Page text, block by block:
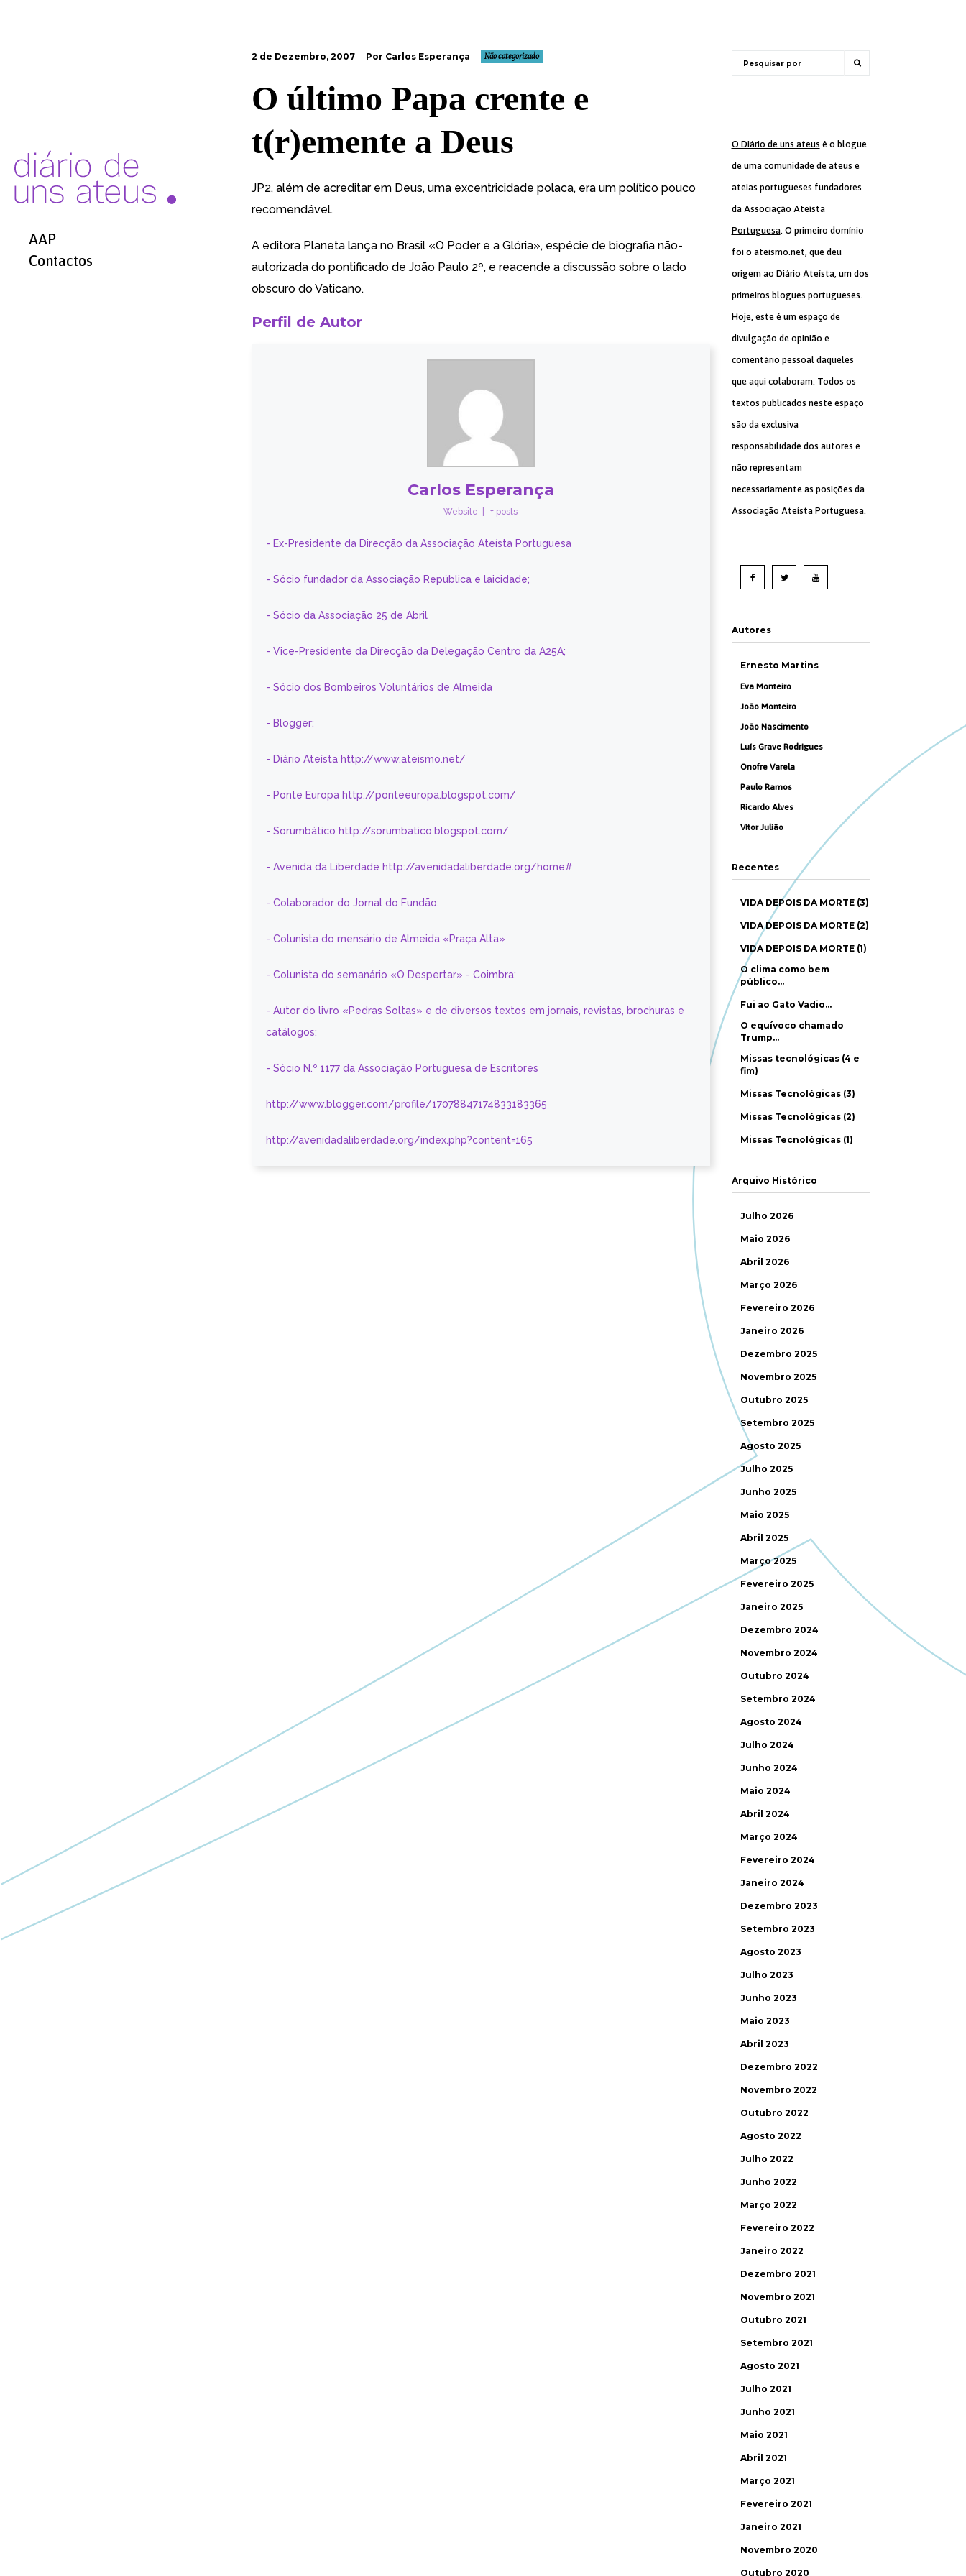
AAP
Contactos
2 de Dezembro, 2007 Por Carlos Esperança Não categorizado
O último Papa crente e
t(r)emente a Deus
JP2, além de acreditar em Deus, uma excentricidade polaca, era um político pouco
recomendável.
A editora Planeta lança no Brasil «O Poder e a Glória», espécie de biografia não-
autorizada do pontificado de João Paulo 2º, e reacende a discussão sobre o lado
obscuro do Vaticano.
Perfil de Autor
Carlos Esperança
Website + posts
- Ex-Presidente da Direcção da Associação Ateísta Portuguesa
- Sócio fundador da Associação República e laicidade;
- Sócio da Associação 25 de Abril
- Vice-Presidente da Direcção da Delegação Centro da A25A;
- Sócio dos Bombeiros Voluntários de Almeida
- Blogger:
- Diário Ateísta http://www.ateismo.net/
- Ponte Europa http://ponteeuropa.blogspot.com/
- Sorumbático http://sorumbatico.blogspot.com/
- Avenida da Liberdade http://avenidadaliberdade.org/home#
- Colaborador do Jornal do Fundão;
- Colunista do mensário de Almeida «Praça Alta»
- Colunista do semanário «O Despertar» - Coimbra:
- Autor do livro «Pedras Soltas» e de diversos textos em jornais, revistas, brochuras e
catálogos;
- Sócio N.º 1177 da Associação Portuguesa de Escritores
http://www.blogger.com/profile/17078847174833183365
http://avenidadaliberdade.org/index.php?content=165
O Diário de uns ateus é o blogue
de uma comunidade de ateus e
ateias portugueses fundadores
da Associação Ateísta
Portuguesa. O primeiro domínio
foi o ateismo.net, que deu
origem ao Diário Ateísta, um dos
primeiros blogues portugueses.
Hoje, este é um espaço de
divulgação de opinião e
comentário pessoal daqueles
que aqui colaboram. Todos os
textos publicados neste espaço
são da exclusiva
responsabilidade dos autores e
não representam
necessariamente as posições da
Associação Ateísta Portuguesa.
Autores
Ernesto Martins
Eva Monteiro
João Monteiro
João Nascimento
Luís Grave Rodrigues
Onofre Varela
Paulo Ramos
Ricardo Alves
Vítor Julião
Recentes
VIDA DEPOIS DA MORTE (3)
VIDA DEPOIS DA MORTE (2)
VIDA DEPOIS DA MORTE (1)
O clima como bem
público…
Fui ao Gato Vadio…
O equívoco chamado
Trump…
Missas tecnológicas (4 e
fim)
Missas Tecnológicas (3)
Missas Tecnológicas (2)
Missas Tecnológicas (1)
Arquivo Histórico
Julho 2026
Maio 2026
Abril 2026
Março 2026
Fevereiro 2026
Janeiro 2026
Dezembro 2025
Novembro 2025
Outubro 2025
Setembro 2025
Agosto 2025
Julho 2025
Junho 2025
Maio 2025
Abril 2025
Março 2025
Fevereiro 2025
Janeiro 2025
Dezembro 2024
Novembro 2024
Outubro 2024
Setembro 2024
Agosto 2024
Julho 2024
Junho 2024
Maio 2024
Abril 2024
Março 2024
Fevereiro 2024
Janeiro 2024
Dezembro 2023
Setembro 2023
Agosto 2023
Julho 2023
Junho 2023
Maio 2023
Abril 2023
Dezembro 2022
Novembro 2022
Outubro 2022
Agosto 2022
Julho 2022
Junho 2022
Março 2022
Fevereiro 2022
Janeiro 2022
Dezembro 2021
Novembro 2021
Outubro 2021
Setembro 2021
Agosto 2021
Julho 2021
Junho 2021
Maio 2021
Abril 2021
Março 2021
Fevereiro 2021
Janeiro 2021
Novembro 2020
Outubro 2020